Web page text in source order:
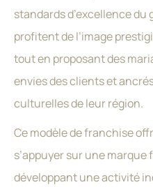
standards d’excellence
profitent de l’image
tout en proposant des
envies des clients et
culturelles de leur région.
Ce modèle de franchise
s’appuyer sur une
développant une activité